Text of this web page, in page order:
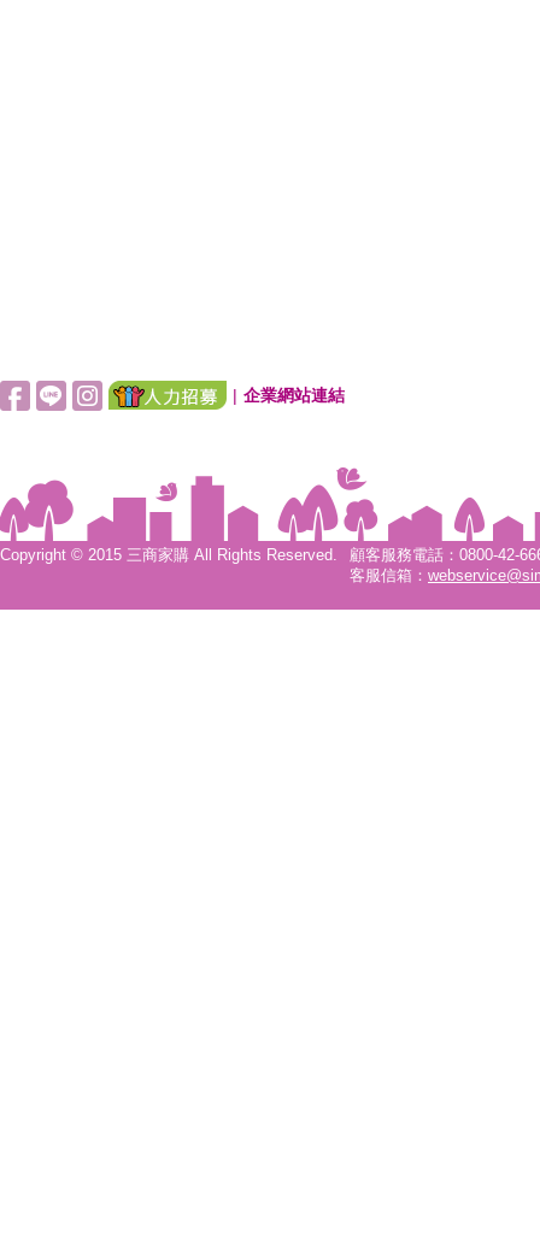
| 企業網站連結
Copyright © 2015 三商家購 All Rights Reserved.
顧客服務電話：0800-42-
客服信箱：